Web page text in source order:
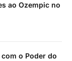
ao Ozempic no
o Poder do